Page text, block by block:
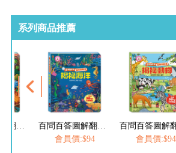
系列商品推薦
百問百答圖解翻翻書-揭祕海洋
百問百答圖解翻翻書-揭祕動物
會員價:$94
會員價:$94